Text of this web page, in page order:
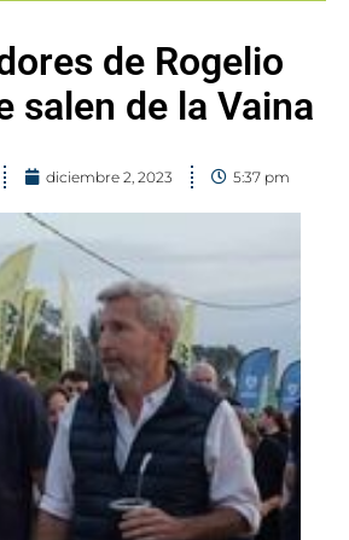
de Rogelio
salen de la Vaina
diciembre 2, 2023 5:37 pm